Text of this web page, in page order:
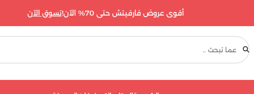
أقوى عروض فارفيتش حتى 70% الآن! تسوق الآن
بحث